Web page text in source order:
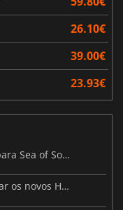
26.10€
39.00€
23.93€
Hollow Knight: Silksong prepara-se para Sea of Sorrow com um patch
A Invasão dos Illuminados: Conquistar os novos Helldivers 2 Atualização!